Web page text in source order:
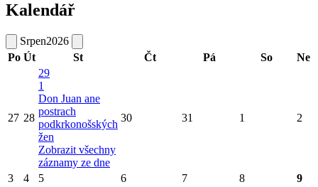
Kalendář
Srpen2026
Po Út St Čt Pá So Ne
27 28
29
1
Don Juan ane
postrach
podkrkonošských
žen
Zobrazit všechny
záznamy ze dne
30 31 1 2
3 4 5 6 7 8 9